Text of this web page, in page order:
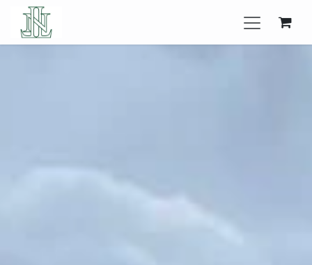
Se rendre au contenu